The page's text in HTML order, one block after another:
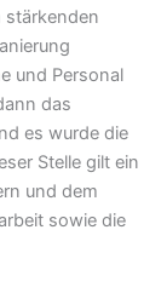
stärkenden
und Personal
das
es wurde die
Stelle gilt ein
und dem
sowie die